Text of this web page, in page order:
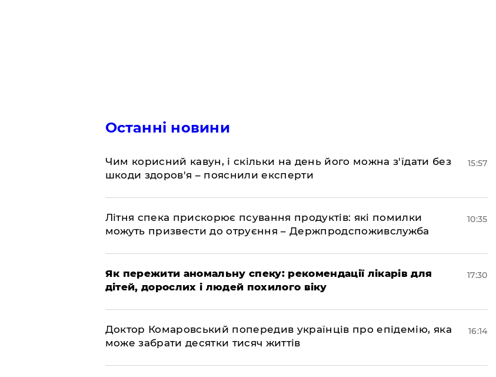
Останні новини
Чим корисний кавун, і скільки на день його можна з'їдати без
шкоди здоров'я – пояснили експерти
15:57
Літня спека прискорює псування продуктів: які помилки
можуть призвести до отруєння – Держпродспоживслужба
10:35
Як пережити аномальну спеку: рекомендації лікарів для
дітей, дорослих і людей похилого віку
17:30
Доктор Комаровський попередив українців про епідемію, яка
може забрати десятки тисяч життів
16:14